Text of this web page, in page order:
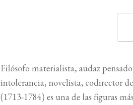
Filósofo materialista, audaz
intolerancia, novelista, codirector
(1713-1784) es una de las figuras